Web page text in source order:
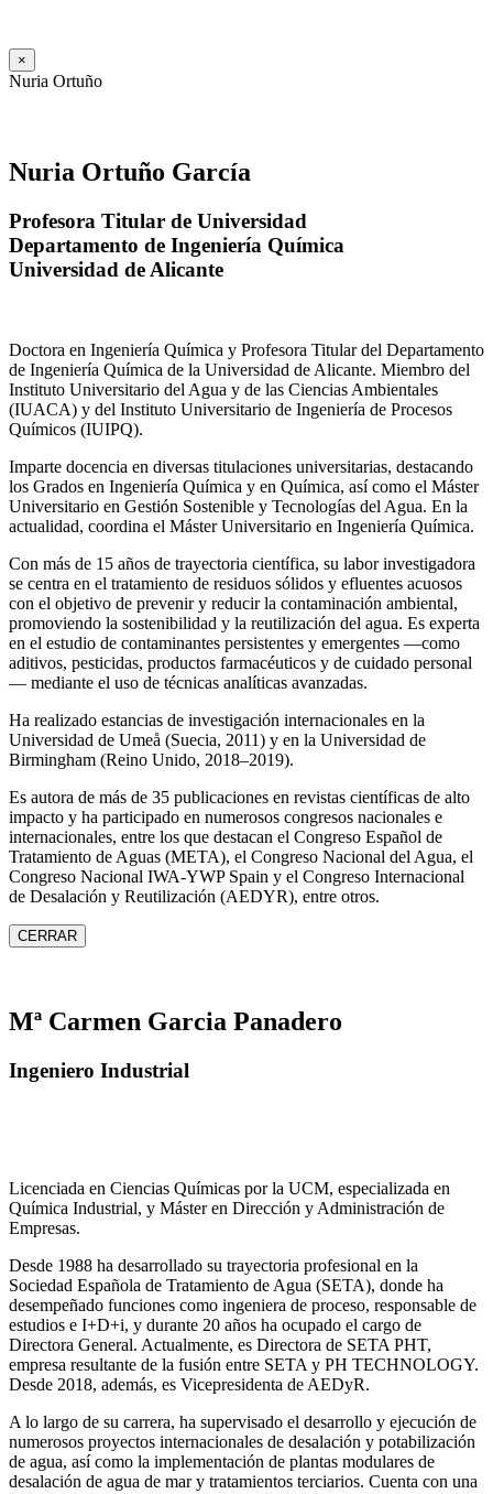
×
Nuria Ortuño
Nuria Ortuño García
Profesora Titular de Universidad
Departamento de Ingeniería Química
Universidad de Alicante
Doctora en Ingeniería Química y Profesora Titular del Departamento
de Ingeniería Química de la Universidad de Alicante. Miembro del
Instituto Universitario del Agua y de las Ciencias Ambientales
(IUACA) y del Instituto Universitario de Ingeniería de Procesos
Químicos (IUIPQ).
Imparte docencia en diversas titulaciones universitarias, destacando
los Grados en Ingeniería Química y en Química, así como el Máster
Universitario en Gestión Sostenible y Tecnologías del Agua. En la
actualidad, coordina el Máster Universitario en Ingeniería Química.
Con más de 15 años de trayectoria científica, su labor investigadora
se centra en el tratamiento de residuos sólidos y efluentes acuosos
con el objetivo de prevenir y reducir la contaminación ambiental,
promoviendo la sostenibilidad y la reutilización del agua. Es experta
en el estudio de contaminantes persistentes y emergentes —como
aditivos, pesticidas, productos farmacéuticos y de cuidado personal
— mediante el uso de técnicas analíticas avanzadas.
Ha realizado estancias de investigación internacionales en la
Universidad de Umeå (Suecia, 2011) y en la Universidad de
Birmingham (Reino Unido, 2018–2019).
Es autora de más de 35 publicaciones en revistas científicas de alto
impacto y ha participado en numerosos congresos nacionales e
internacionales, entre los que destacan el Congreso Español de
Tratamiento de Aguas (META), el Congreso Nacional del Agua, el
Congreso Nacional IWA‑YWP Spain y el Congreso Internacional
de Desalación y Reutilización (AEDYR), entre otros.
CERRAR
Mª Carmen Garcia Panadero
Ingeniero Industrial
Licenciada en Ciencias Químicas por la UCM, especializada en
Química Industrial, y Máster en Dirección y Administración de
Empresas.
Desde 1988 ha desarrollado su trayectoria profesional en la
Sociedad Española de Tratamiento de Agua (SETA), donde ha
desempeñado funciones como ingeniera de proceso, responsable de
estudios e I+D+i, y durante 20 años ha ocupado el cargo de
Directora General. Actualmente, es Directora de SETA PHT,
empresa resultante de la fusión entre SETA y PH TECHNOLOGY.
Desde 2018, además, es Vicepresidenta de AEDyR.
A lo largo de su carrera, ha supervisado el desarrollo y ejecución de
numerosos proyectos internacionales de desalación y potabilización
de agua, así como la implementación de plantas modulares de
desalación de agua de mar y tratamientos terciarios. Cuenta con una